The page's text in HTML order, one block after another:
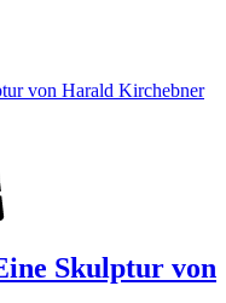
Skulptur von